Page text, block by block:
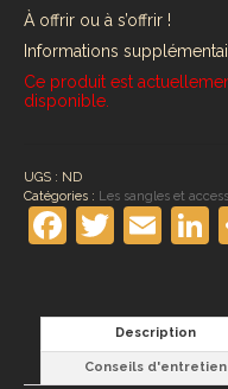
À offrir ou à s’offrir !
Informations
Ce produit est
disponible.
UGS : ND
Catégories : Les sangles et
Description
Conseils d'entretien